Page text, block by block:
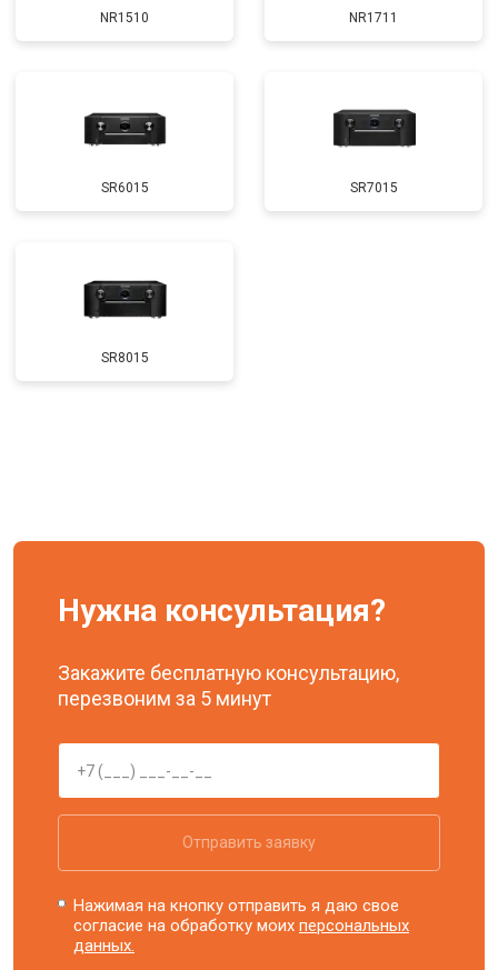
NR1510 NR1711
SR6015 SR7015
SR8015
Нужна консультация?
Закажите бесплатную консультацию,
перезвоним за 5 минут
Отправить заявку
Нажимая на кнопку отправить я даю свое
согласие на обработку моихперсональных
данных.